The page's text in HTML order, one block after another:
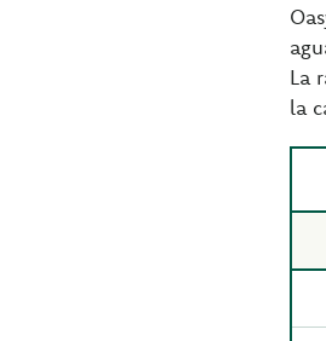
La
la